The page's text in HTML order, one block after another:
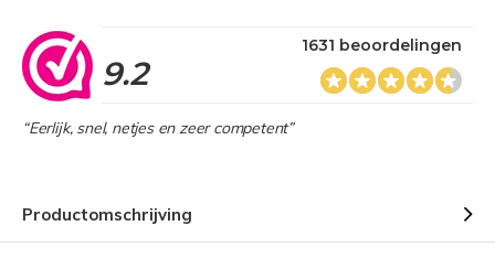
9.2
1631 beoordelingen
“Eerlijk, snel, netjes en zeer competent”
Productomschrijving